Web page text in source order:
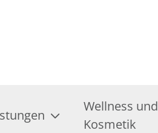
Wellness und
Kosmetik